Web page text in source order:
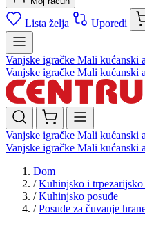
Lista želja Uporedi
Vanjske igračke Mali kućanski
Vanjske igračke Mali kućanski
Vanjske igračke Mali kućanski
Vanjske igračke Mali kućanski
Dom
/ Kuhinjsko i trpezarijsko
/ Kuhinjsko posuđe
/ Posude za čuvanje